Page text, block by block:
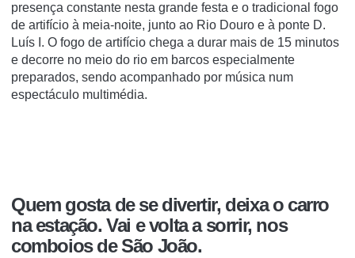
presença constante nesta grande festa e o tradicional fogo
de artifício à meia-noite, junto ao Rio Douro e à ponte D.
Luís I . O fogo de artifício chega a durar mais de 15 minutos
e decorre no meio do rio em barcos especialmente
preparados, sendo acompanhado por música num
espectáculo multimédia.
Quem gosta de se divertir, deixa o carro
na estação. Vai e volta a sorrir, nos
comboios de São João.